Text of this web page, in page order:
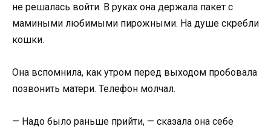
не решалась войти. В руках она держала пакет с
мамиными любимыми пирожными. На душе скребли
кошки.
Она вспомнила, как утром перед выходом пробовала
позвонить матери. Телефон молчал.
— Надо было раньше прийти, — сказала она себе